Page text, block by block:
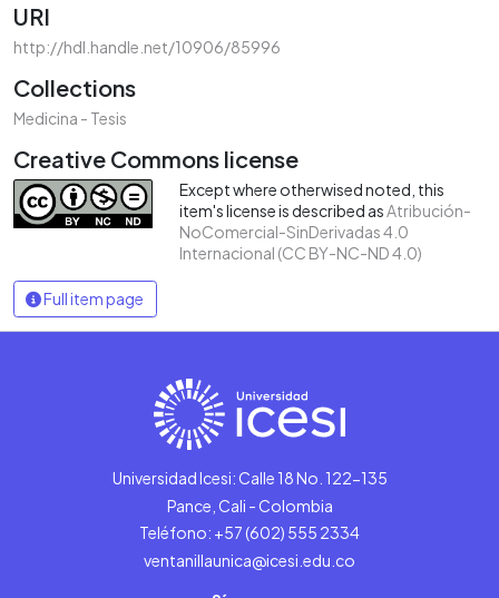
URI
http://hdl.handle.net/10906/85996
Collections
Medicina - Tesis
Creative Commons license
Except where otherwised noted, this
item's license is described asAtribución-
NoComercial-SinDerivadas 4.0
Internacional (CC BY-NC-ND 4.0)
Full item page
Universidad Icesi: Calle 18 No. 122-135
Pance, Cali - Colombia
Teléfono: +57 (602) 555 2334
ventanillaunica@icesi.edu.co